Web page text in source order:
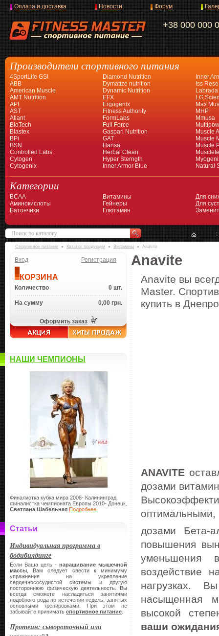
+38 000 000
Оплата и доставка Новости Форум
Производители спортивного питания
4SportLife GSI
ABB
American Muscle
AMT Nutrition
API
AST
Atlant
BioTech
Blastex
BPi
BSN
Controlled Labs
Cytogen
Cytogenix
Diamond Nutrition
Dymatize nutrition
Dynamic Nutrition
EFX
Ergogenix
Fitness Authority
FormLabs
Full Force
Gaspari Nutrition
GAT
Hansa
Herbal Clean
Hyper Sterngth
Inner Armor Blue
Inner
Iss
Labrada
LG
Max
MHP
Mmusa
Muscle
Muscle
Muscle
Natural
Категории
BCAA
Аминокислоты
Батончики
Витамины
Гейнеры
Глютамин
Для
Для
Спортивное питание Каталог продукции Витамины Anavite
Вход Регистрация
КОРЗИНА
Количество 0 шт.
На сумму 0,00 грн.
Оформить заказ
НАШИ ЧЕМПИОНЫ
Финалистка кубка мира 2008- Калининград,
финалистка чемпионата Европы 2010- Донецк.
Светлана Шабельная Подробнее.
Статьи
Индивидуальная программа в
бодибилдинге
Если Ваша цель - наращивание мышечной
массы , Вам следует свести к минимуму
упражнения на укрепление
сердечнососудистой системы и другую
постороннюю физическую деятельность. Вы
всегда сможете насладиться занятиями
подобного рода по истечении недель, занятых
основными тренировками. При этом не
забывайте принимать спортивное питание
Протеин: сывороточный или
Anavite
Anavite вы
Master.
купить в
ANAVITE
дозами
дозами Бета-
повышения
уменьшения
воздействие
нагрузках.
насыщенная
высокой
ваши